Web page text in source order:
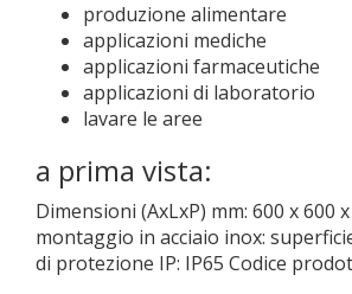
produzione alimentare
applicazioni mediche
applicazioni farmaceutiche
applicazioni di laboratorio
lavare le aree
a prima vista:
Dimensioni (AxLxP) mm: 600 x 600
montaggio in acciaio inox:
di protezione IP: IP65 Codice